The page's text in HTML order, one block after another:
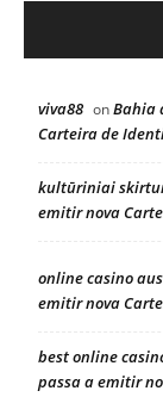
viva88 onBahia
Carteira de
kultūriniai
emitir nova
online casino
emitir nova
best online
passa a emitir